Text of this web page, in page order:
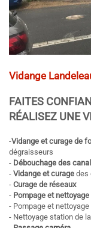
Vidange
FAITES
RÉALISEZ UNE
-Vidange et curage de
dégraisseurs
- Débouchage des
- Vidange et curage des
- Curage de réseaux
- Pompage et
- Pompage et nettoyage
- Nettoyage station de